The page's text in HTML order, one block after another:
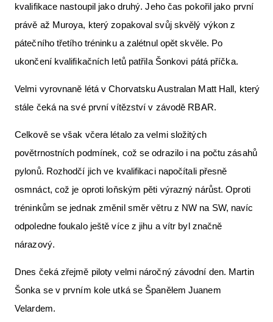
kvalifikace nastoupil jako druhý. Jeho čas pokořil jako první
právě až Muroya, který zopakoval svůj skvělý výkon z
pátečního třetího tréninku a zalétnul opět skvěle. Po
ukončení kvalifikačních letů patřila Šonkovi pátá příčka.
Velmi vyrovnaně létá v Chorvatsku Australan Matt Hall, který
stále čeká na své první vítězství v závodě RBAR.
Celkově se však včera létalo za velmi složitých
povětrnostních podmínek, což se odrazilo i na počtu zásahů
pylonů. Rozhodčí jich ve kvalifikaci napočítali přesně
osmnáct, což je oproti loňským pěti výrazný nárůst. Oproti
tréninkům se jednak změnil směr větru z NW na SW, navíc
odpoledne foukalo ještě více z jihu a vítr byl značně
nárazový.
Dnes čeká zřejmě piloty velmi náročný závodní den. Martin
Šonka se v prvním kole utká se Španělem Juanem
Velardem.